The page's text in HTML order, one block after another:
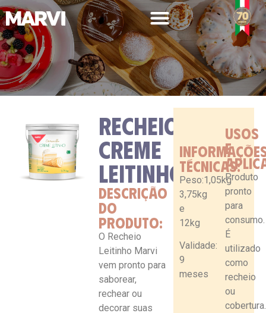
LINHA PROFISSIONAL
RECHEIO
CREME
LEITINHO
DESCRIÇÃO
DO
PRODUTO:
O Recheio
Leitinho Marvi
vem pronto para
saborear,
rechear ou
decorar suas
TÉCNICAS:
Peso:1,05kg
3,75kg
e
12kg
Validade:
9
meses
USOS
E
Produto
pronto
para
consumo.
É
utilizado
como
recheio
ou
cobertura.